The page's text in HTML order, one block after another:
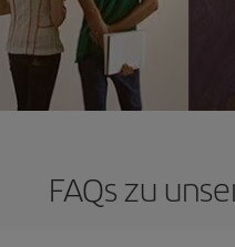
FAQs zu